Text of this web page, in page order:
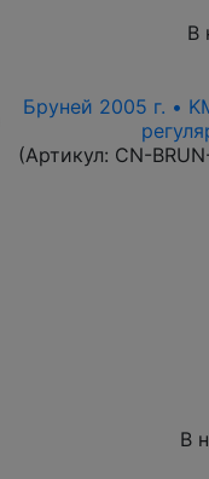
В
Бруней 2005 г. •
(Артикул: CN-
В